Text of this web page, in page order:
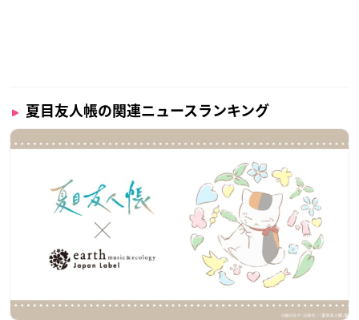
夏目友人帳の関連ニュースランキング